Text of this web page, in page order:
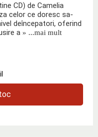
CD) de Camelia
celor ce doresc sa-
deîncepatori, oferind
a » ...mai mult